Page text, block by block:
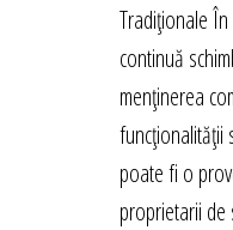
Tradiționale
continuă
menținerea
funcționalității
poate fi o
proprietarii de